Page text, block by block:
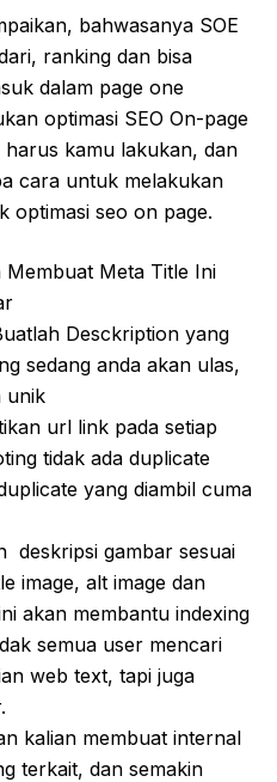
bahwasanya SOE
ranking dan bisa
dalam page one
optimasi SEO On-page
kamu lakukan, dan
cara untuk melakukan
optimasi seo on page.
Membuat Meta Title Ini
Desckription yang
sedang anda akan ulas,
unik
url link pada setiap
tidak ada duplicate
yang diambil cuma
deskripsi gambar sesuai
image, alt image dan
akan membantu indexing
semua user mencari
web text, tapi juga
kalian membuat internal
terkait, dan semakin